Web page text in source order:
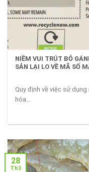
NIỀM VUI TRÚT BỎ
SẢN LẠI LO VỀ MÃ SỐ
Quy định về việc sử
hóa...
28
Th3